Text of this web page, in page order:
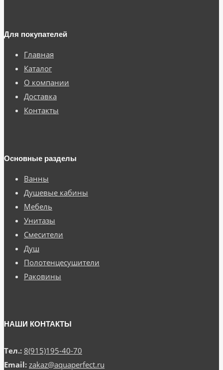
Для покупателей
Главная
Каталог
О компании
Доставка
Контакты
Основные разделы
Ванны
Душевые кабины
Мебель
Унитазы
Смесители
Душ
Полотенцесушители
Раковины
НАШИ КОНТАКТЫ
Тел.: 8(915)195-40-70
Email: zakaz@aquaperfect.ru